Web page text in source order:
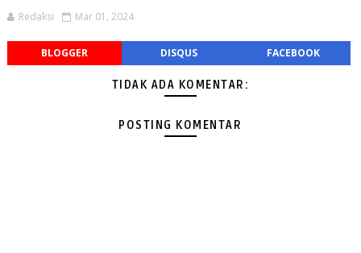
Redaksi Mar 01, 2024
BLOGGER DISQUS FACEBOOK
TIDAK ADA KOMENTAR:
POSTING KOMENTAR